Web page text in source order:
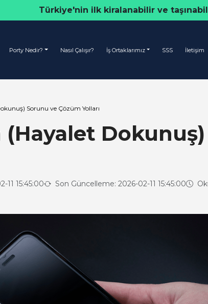
Türkiye'nin ilk kiralanabilir ve
Porty Nedir? Nasıl Çalışır? İş Ortaklarımız SSS İletişim
Sorunu ve Çözüm Yolları
(Hayalet
11 15:45:00 Son Güncelleme: 2026-02-11 15:45:00